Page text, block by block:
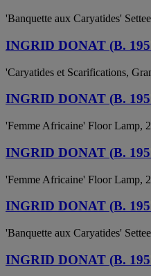
'Banquette aux Caryatides'
INGRID DONAT (B.
'Caryatides et Scarifications,
INGRID DONAT (B.
'Femme Africaine' Floor Lamp,
INGRID DONAT (B.
'Femme Africaine' Floor Lamp,
INGRID DONAT (B.
'Banquette aux Caryatides'
INGRID DONAT (B.